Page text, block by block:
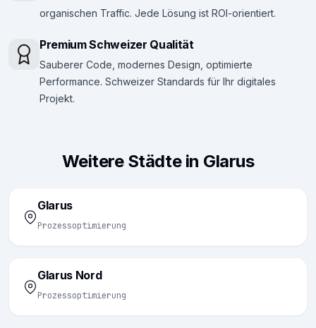
organischen Traffic. Jede Lösung ist ROI-orientiert.
Premium Schweizer Qualität
Sauberer Code, modernes Design, optimierte
Performance. Schweizer Standards für Ihr digitales
Projekt.
Weitere Städte in Glarus
Glarus
Prozessoptimierung
Glarus Nord
Prozessoptimierung